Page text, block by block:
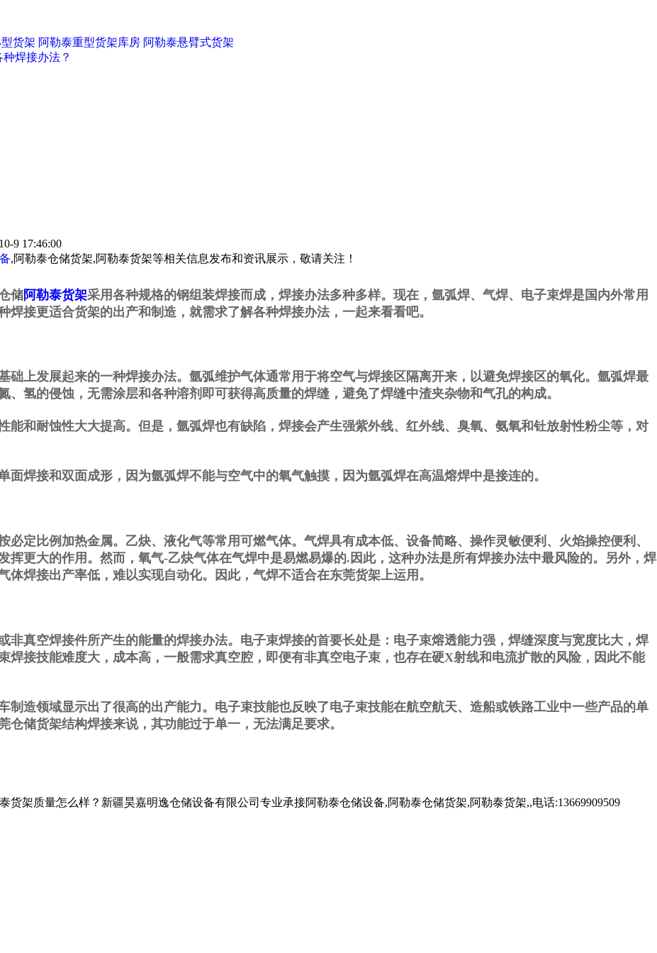
货架 阿勒泰重型货架库房 阿勒泰悬臂式货架
焊接办法？
9 17:46:00
,阿勒泰仓储货架,阿勒泰货架等相关信息发布和资讯展示，敬请关注！
储阿勒泰货架采用各种规格的钢组装焊接而成，焊接办法多种多样。现在，氩弧焊、气焊、电子束焊是国内外常用
接更适合货架的出产和制造，就需求了解各种焊接办法，一起来看看吧。
上发展起来的一种焊接办法。氩弧维护气体通常用于将空气与焊接区隔离开来，以避免焊接区的氧化。氩弧焊最
氢的侵蚀，无需涂层和各种溶剂即可获得高质量的焊缝，避免了焊缝中渣夹杂物和气孔的构成。
和耐蚀性大大提高。但是，氩弧焊也有缺陷，焊接会产生强紫外线、红外线、臭氧、氨氧和钍放射性粉尘等，对
接和双面成形，因为氩弧焊不能与空气中的氧气触摸，因为氩弧焊在高温熔焊中是接连的。
比例加热金属。乙炔、液化气等常用可燃气体。气焊具有成本低、设备简略、操作灵敏便利、火焰操控便利、
挥更大的作用。然而，氧气-乙炔气体在气焊中是易燃易爆的.因此，这种办法是所有焊接办法中最风险的。另外，焊
焊接出产率低，难以实现自动化。因此，气焊不适合在东莞货架上运用。
真空焊接件所产生的能量的焊接办法。电子束焊接的首要长处是：电子束熔透能力强，焊缝深度与宽度比大，焊
焊接技能难度大，成本高，一般需求真空腔，即便有非真空电子束，也存在硬X射线和电流扩散的风险，因此不能
造领域显示出了很高的出产能力。电子束技能也反映了电子束技能在航空航天、造船或铁路工业中一些产品的单
储货架结构焊接来说，其功能过于单一，无法满足要求。
架质量怎么样？新疆昊嘉明逸仓储设备有限公司专业承接阿勒泰仓储设备,阿勒泰仓储货架,阿勒泰货架,,电话:13669909509